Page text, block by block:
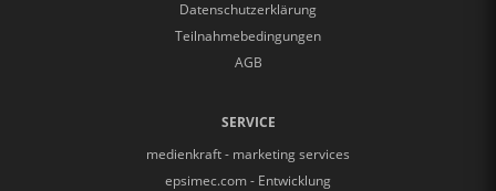
Datenschutzerklärung
Teilnahmebedingungen
AGB
SERVICE
medienkraft - marketing services
epsimec.com - Entwicklung